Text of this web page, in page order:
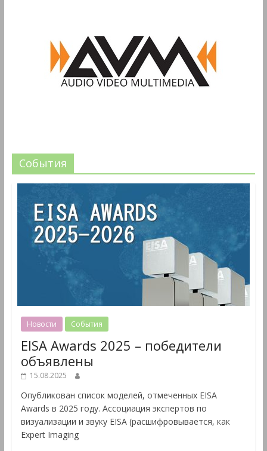
События
Новости События
EISA Awards 2025 – победители
объявлены
15.08.2025
Опубликован список моделей, отмеченных EISA
Awards в 2025 году. Ассоциация экспертов по
визуализации и звуку EISA (расшифровывается, как
Expert Imaging